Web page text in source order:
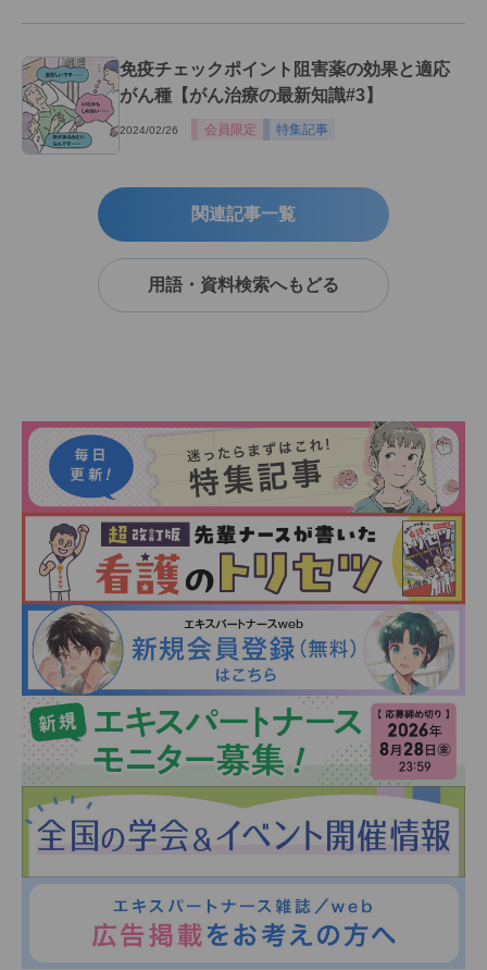
免疫チェックポイント阻害薬の効果と適応
がん種【がん治療の最新知識#3】
2024/02/26 会員限定 特集記事
関連記事一覧
用語・資料検索へもどる